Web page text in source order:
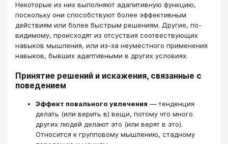
Некоторые из них выполняют адапитивную функцию,
поскольку они способствуют более эффективным
действиям или более быстрым решениям. Другие, по-
видимому, происходят из отсуствия соотвествующих
навыков мышления, или из-за неуместного применения
навыков, бывших адаптивными в других условиях.
Принятие решений и искажения, связанные с
поведением
Эффект повального увлечения — тенденция
делать (или верить в) вещи, потому что много
других людей делают это (или верят в это).
Относится к групповому мышлению, стадному